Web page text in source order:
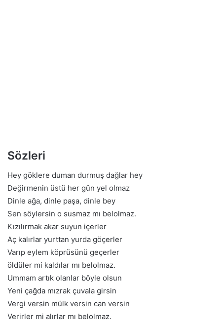
Sözleri
Hey göklere duman durmuş dağlar hey
Değirmenin üstü her gün yel olmaz
Dinle ağa, dinle paşa, dinle bey
Sen söylersin o susmaz mı belolmaz.
Kızılırmak akar suyun içerler
Aç kalırlar yurttan yurda göçerler
Varıp eylem köprüsünü geçerler
öldüler mi kaldılar mı belolmaz.
Ummam artık olanlar böyle olsun
Yeni çağda mızrak çuvala girsin
Vergi versin mülk versin can versin
Verirler mi alırlar mı belolmaz.